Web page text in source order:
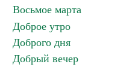
Восьмое марта
Доброе утро
Доброго дня
Добрый вечер